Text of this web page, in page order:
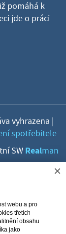
pomáhá k
jde o práci
vyhrazena |
spotřebitele
SW Realman
×
webu a pro
třetích
obsahu
jako